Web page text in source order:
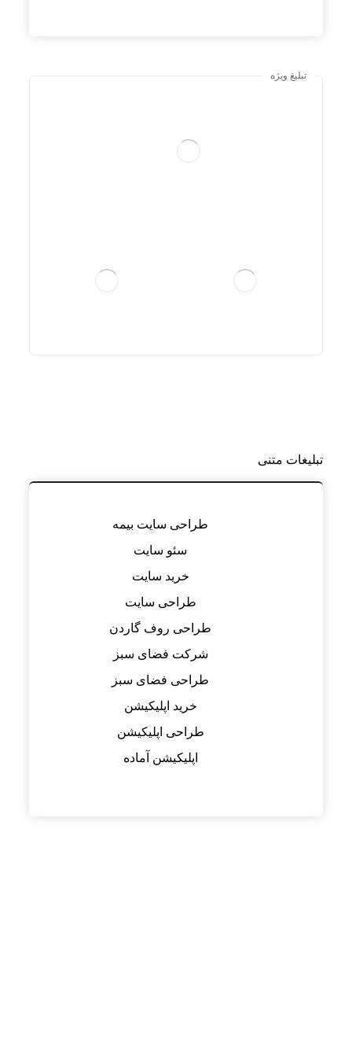
تبلیغ ویژه
تبلیغات متنی
طراحی سایت بیمه
سئو سایت
خرید سایت
طراحی سایت
طراحی روف گاردن
شرکت فضای سبز
طراحی فضای سبز
خرید اپلیکیشن
طراحی اپلیکیشن
اپلیکیشن آماده